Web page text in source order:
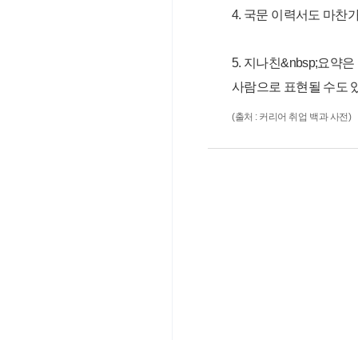
4. 국문 이력서도 마찬
5. 지나친&nbsp;요약
사람으로 표현될 수도
(출처 : 커리어 취업 백과 사전)